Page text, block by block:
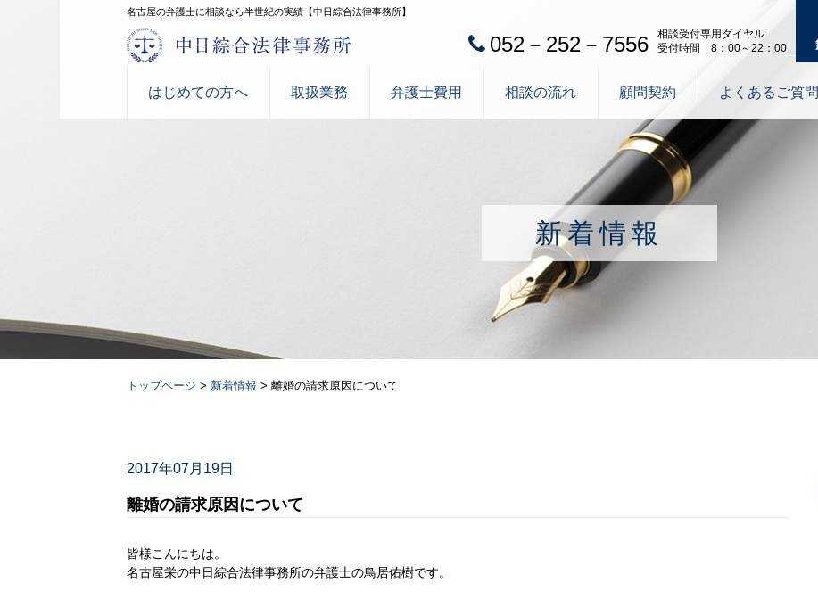
名古屋の弁護士に相談なら半世紀の実績【中日綜合法律事務所】
052－252－7556
相談受付専用ダイヤル
受付時間 8：00～22：00
はじめての方へ 取扱業務 弁護士費用 相談の流れ 顧問契約 よくあるご質問
新着情報
トップページ > 新着情報 > 離婚の請求原因について
2017年07月19日
離婚の請求原因について
皆様こんにちは。
名古屋栄の中日綜合法律事務所の弁護士の鳥居佑樹です。